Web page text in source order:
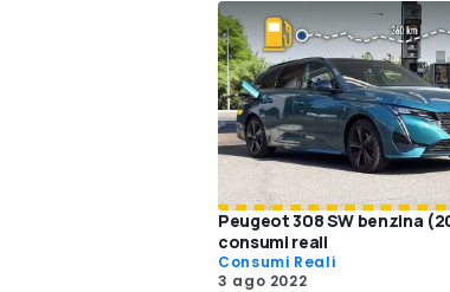
Peugeot 308 SW benzina
consumi reali
Consumi Reali
3 ago 2022